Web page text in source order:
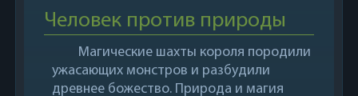
Человек против природы
Магические шахты короля породили
ужасающих монстров и разбудили
древнее божество. Природа и магия